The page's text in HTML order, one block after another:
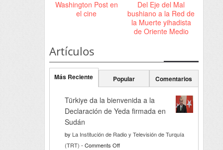
Washington Post en
el cine
Del Eje del Mal
bushiano a la Red de
la Muerte yihadista
de Oriente Medio
Artículos
Más Reciente Popular Comentarios
Türkiye da la bienvenida a la
Declaración de Yeda firmada en
Sudán
by La Institución de Radio y Televisión de Turquía
(TRT) - Comments Offon